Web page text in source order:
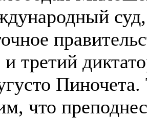
третий
что